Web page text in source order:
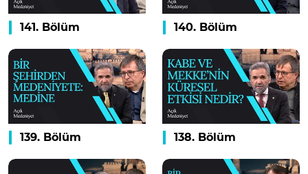
141. Bölüm 140. Bölüm
139. Bölüm 138. Bölüm